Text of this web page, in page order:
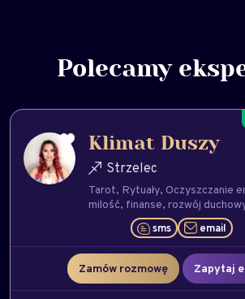
Polecamy
Klimat Duszy
Strzelec
Tarot Rytuały Oczyszczanie
milość finanse rozwój
sms email
Zamów rozmowę Zapytaj